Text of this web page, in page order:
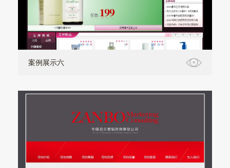
案例展示六